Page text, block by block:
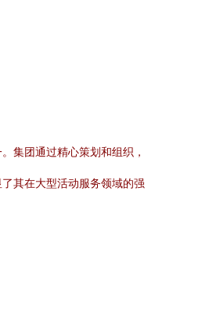
集团通过精心策划和组织，
其在大型活动服务领域的强